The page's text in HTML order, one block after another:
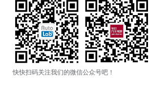
快快扫码关注我们的微信公众号吧！